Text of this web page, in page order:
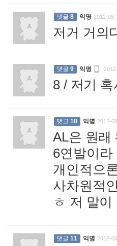
댓글 8 익명 2012-
저거 거의
댓글 9 익명 
8 / 저기
댓글 10 익명 2012-
AL은 원래
6연발이라
개인적으
사차원적
ㅎ 저 말
댓글 11 익명 2012-